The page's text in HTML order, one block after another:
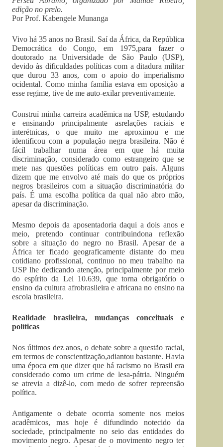
edição no prelo.
Por Prof. Kabengele Munanga
Vivo há 35 anos no Brasil. Saí da África, da República
Democrática do Congo, em 1975,para fazer o
doutorado na Universidade de São Paulo (USP),
devido às dificuldades políticas com a ditadura militar
que durou 33 anos, com o apoio do imperialismo
ocidental. Como minha família estava em oposição a
esse regime, tive de me auto-exilar preventivamente.
Construí minha carreira acadêmica na USP, estudando
e ensinando principalmente asrelações raciais e
interétnicas, o que muito me aproximou e me
identificou com a população negra brasileira. Não é
fácil trabalhar numa área em que há muita
discriminação, considerado como estrangeiro que se
mete nas questões políticas em outro país. Alguns
dizem que me envolvo até mais do que os próprios
negros brasileiros com a situação discriminatória do
país. É uma escolha política da qual não abro mão,
apesar da discriminação.
Mesmo depois da aposentadoria daqui a dois anos e
meio, pretendo continuar contribuindona reflexão
sobre a situação do negro no Brasil. Apesar de a
África ter ficado geograficamente distante do meu
cotidiano profissional, continuo no meu trabalho na
USP lhe dedicando atenção, principalmente por meio
do espírito da Lei 10.639, que torna obrigatório o
ensino da cultura afrobrasileira e africana no ensino na
escola brasileira.
Realidade brasileira, mudanças conceituais e
políticas
Nos últimos dez anos, o debate sobre a questão racial,
em termos de conscientização,adiantou bastante. Havia
uma época em que dizer que há racismo no Brasil era
considerado como um crime de lesa-pátria. Ninguém
se atrevia a dizê-lo, com medo de sofrer repreensão
política.
Antigamente o debate ocorria somente nos meios
acadêmicos, mas hoje é difundindo notecido da
sociedade, principalmente no seio das entidades do
movimento negro. Apesar de o movimento negro ter